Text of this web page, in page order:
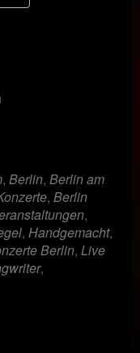
, Berlin, Berlin am
, Berlin
,
, Handgemacht,
Berlin, Live
,